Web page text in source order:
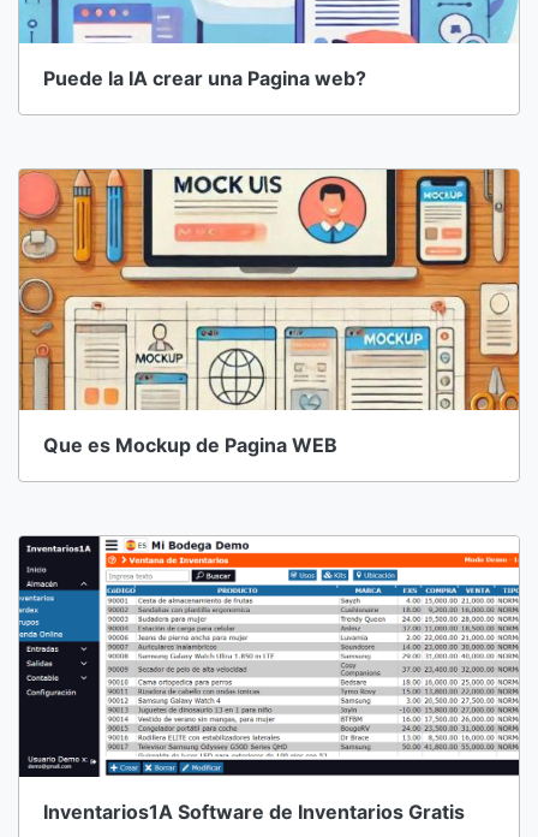
Puede la IA crear una Pagina web?
Que es Mockup de Pagina WEB
Inventarios1A Software de Inventarios Gratis